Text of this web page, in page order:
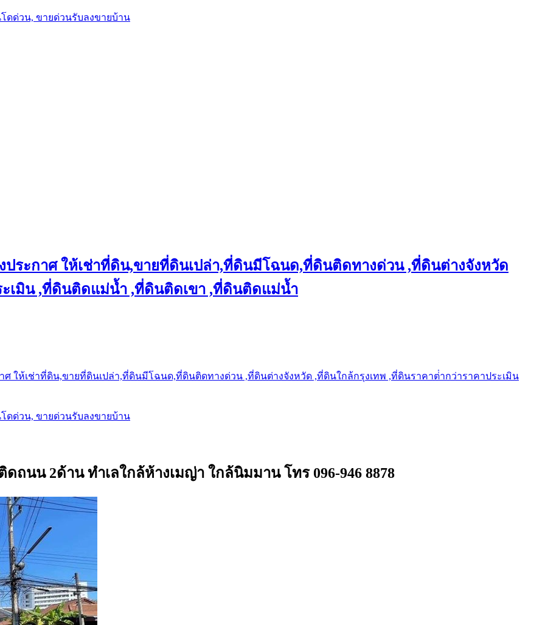
ดด่วน, ขายด่วนรับลงขายบ้าน
ประกาศ ให้เช่าที่ดิน,ขายที่ดินเปล่า,ที่ดินมีโฉนด,ที่ดินติดทางด่วน ,ที่ดินต่างจังหวัด
เมิน ,ที่ดินติดแม่น้ำ ,ที่ดินติดเขา ,ที่ดินติดแม่น้ำ
ศ ให้เช่าที่ดิน,ขายที่ดินเปล่า,ที่ดินมีโฉนด,ที่ดินติดทางด่วน ,ที่ดินต่างจังหวัด ,ที่ดินใกล้กรุงเทพ ,ที่ดินราคาต่ํากว่าราคาประเมิน
ดด่วน, ขายด่วนรับลงขายบ้าน
ถนน 2ด้าน ทำเลใกล้ห้างเมญ่า ใกล้นิมมาน โทร 096-946 8878